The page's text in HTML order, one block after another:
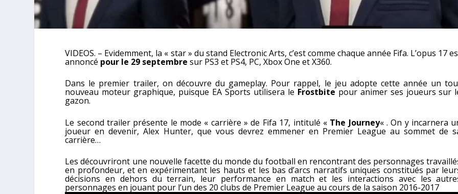
VIDEOS. – Evidemment, la « star » du stand Electronic Arts, c’est comme chaque année Fifa. L’opus 17
annoncé pour le 29 septembre sur PS3 et PS4, PC, Xbox One et X360.
Dans le premier trailer, on découvre du gameplay. Pour rappel, le jeu adopte cette année un
nouveau moteur graphique, puisque EA Sports utilisera le Frostbitepour animer ses joueurs sur
gazon.
Le second trailer présente le mode « carrière » de Fifa 17, intitulé « The Journey« . On y incarnera
joueur en devenir, Alex Hunter, que vous devrez emmener en Premier League au sommet de
carrière…
Les découvriront une nouvelle facette du monde du football en rencontrant des personnages
en profondeur, et en expérimentant les hauts et les bas d’arcs narratifs uniques constitués par
décisions en dehors du terrain, leur performance en match et les interactions avec les
personnages en jouant pour l’un des 20 clubs de Premier League au cours de la saison 2016-2017